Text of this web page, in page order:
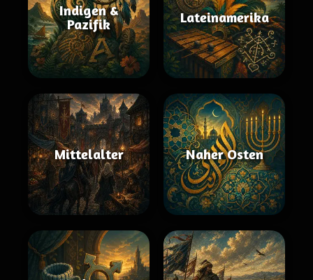
Indigen &
Pazifik
Lateinamerika
Mittelalter Naher Osten